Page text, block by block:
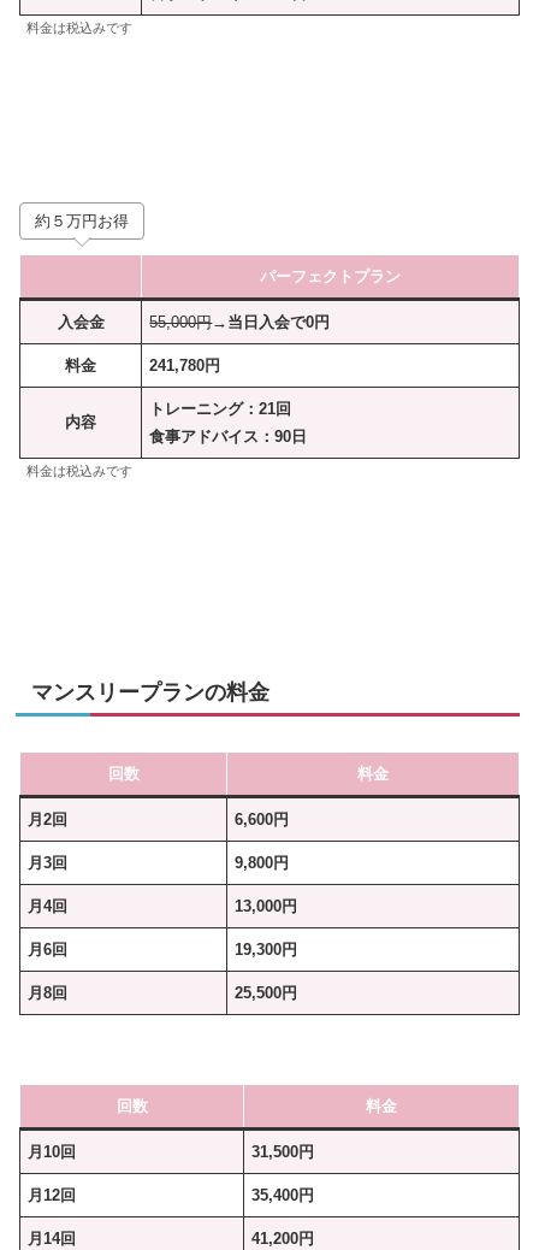
料金は税込みです
約５万円お得
パーフェクトプラン
入会金 55,000円→当日入会で0円
料金 241,780円
内容
トレーニング：21回
食事アドバイス：90日
料金は税込みです
マンスリープランの料金
回数 料金
月2回 6,600円
月3回 9,800円
月4回 13,000円
月6回 19,300円
月8回 25,500円
回数 料金
月10回 31,500円
月12回 35,400円
月14回 41,200円